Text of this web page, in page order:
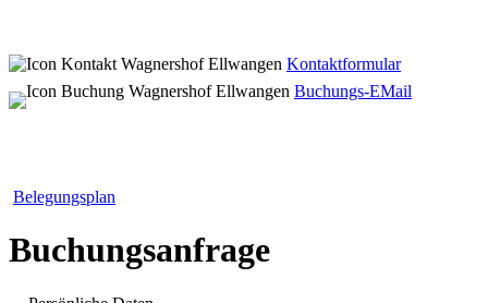
Kontaktformular
Buchungs-EMail
Belegungsplan
Buchungsanfrage